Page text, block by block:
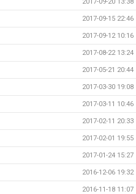
2017-09-15 22:46
2017-09-12 10:16
2017-08-22 13:24
2017-05-21 20:44
2017-03-30 19:08
2017-03-11 10:46
2017-02-11 20:33
2017-02-01 19:55
2017-01-24 15:27
2016-12-06 19:32
2016-11-18 11:07